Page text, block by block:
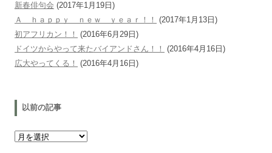
新春俳句会 (2017年1月19日)
Ａ ｈａｐｐｙ ｎｅｗ ｙｅａｒ！！
(2017年1月13日)
初アフリカン！！
(2016年6月29日)
ドイツからやって来たバイアンドさん！！
(2016年4月16日)
広大やってくる！
(2016年4月16日)
以前の記事
以前の記事